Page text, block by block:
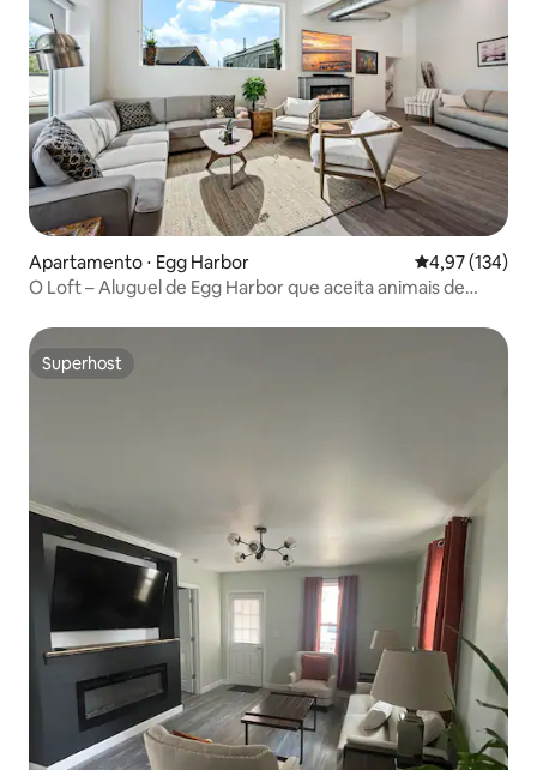
Apartamento ⋅ Egg Harbor 4,97 de uma
4,97 (134)
O Loft – Aluguel de Egg Harbor que aceita animais de
Superhost
Superhost